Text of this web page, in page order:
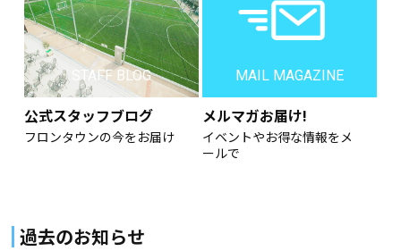
STAFF BLOG
公式スタッフブログ
フロンタウンの今をお届け
MAIL MAGAZINE
メルマガお届け!
イベントやお得な情報をメ
ールで
過去のお知らせ